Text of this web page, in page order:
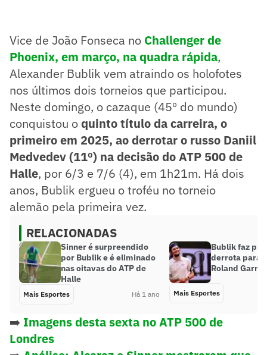
Vice de João Fonseca no Challenger de
Phoenix, em março, na quadra rápida,
Alexander Bublik vem atraindo os holofotes
nos últimos dois torneios que participou.
Neste domingo, o cazaque (45º do mundo)
conquistou o quinto título da carreira, o
primeiro em 2025, ao derrotar o russo Daniil
Medvedev (11º) na decisão do ATP 500 de
Halle, por 6/3 e 7/6 (4), em 1h21m. Há dois
anos, Bublik ergueu o troféu no torneio
alemão pela primeira vez.
RELACIONADAS
Sinner é surpreendido
por Bublik e é eliminado
nas oitavas do ATP de
Halle
Mais Esportes Há 1 ano
Bublik faz
derrota para
Roland Garros
Mais Esportes
➡️ Imagens desta sexta no ATP 500 de
Londres